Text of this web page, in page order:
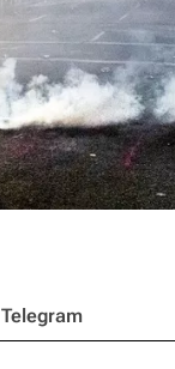
Telegram